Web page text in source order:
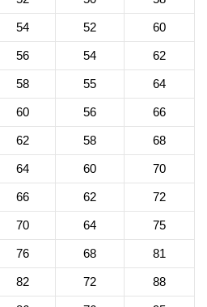
54 52 60
56 54 62
58 55 64
60 56 66
62 58 68
64 60 70
66 62 72
70 64 75
76 68 81
82 72 88